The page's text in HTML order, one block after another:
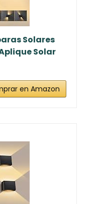
Solares
Solar
en Amazon